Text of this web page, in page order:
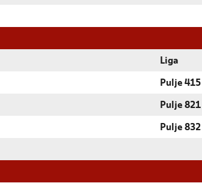
Liga
Pulje 415
Pulje 821
Pulje 832